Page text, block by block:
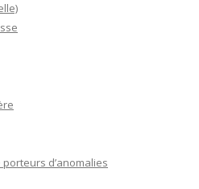
d’anomalies